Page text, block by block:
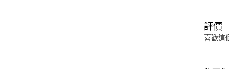
評價
喜歡這